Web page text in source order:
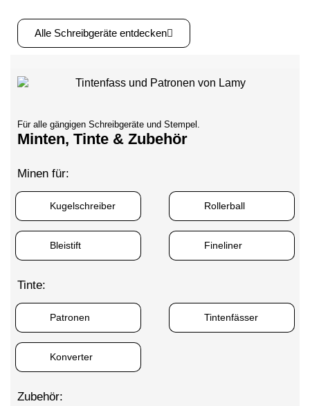
11,50 €
yellow
12,90 €
Alle Schreibgeräte entdecken
Für alle gängigen Schreibgeräte und Stempel.
Minten, Tinte & Zubehör
Minen für:
Kugelschreiber Rollerball
Bleistift Fineliner
Tinte:
Patronen Tintenfässer
Konverter
Zubehör: